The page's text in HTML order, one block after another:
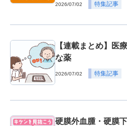
2026/07/02 特集記事
【連載まとめ】医
な薬
2026/07/02 特集記事
硬膜外血腫・硬膜